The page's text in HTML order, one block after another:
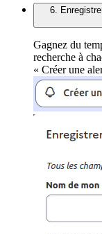
6.
Gagnez du
recherche à
« Créer une